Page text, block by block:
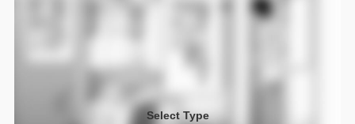
Select Type